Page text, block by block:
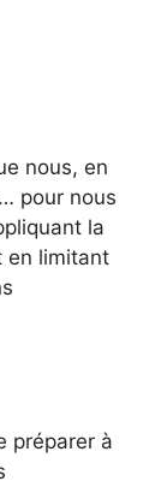
nous, en
pour nous
la
en limitant
préparer à